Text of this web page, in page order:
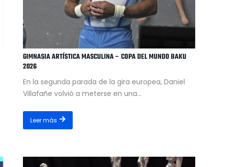
GIMNASIA ARTÍSTICA MASCULINA – COPA DEL MUNDO BAKU
2026
En la segunda parada de la gira europea, Daniel
Villafañe volvió a meterse en una...
Leer más